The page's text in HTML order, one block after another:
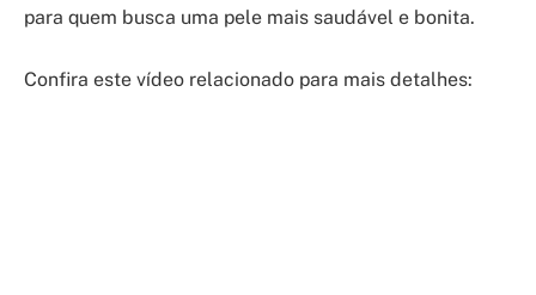
para quem busca uma pele mais saudável e bonita.
Confira este vídeo relacionado para mais detalhes: